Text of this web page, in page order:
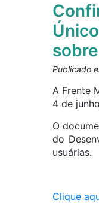
Publicado
A Frente
4 de
O
do
usuárias.
Clique